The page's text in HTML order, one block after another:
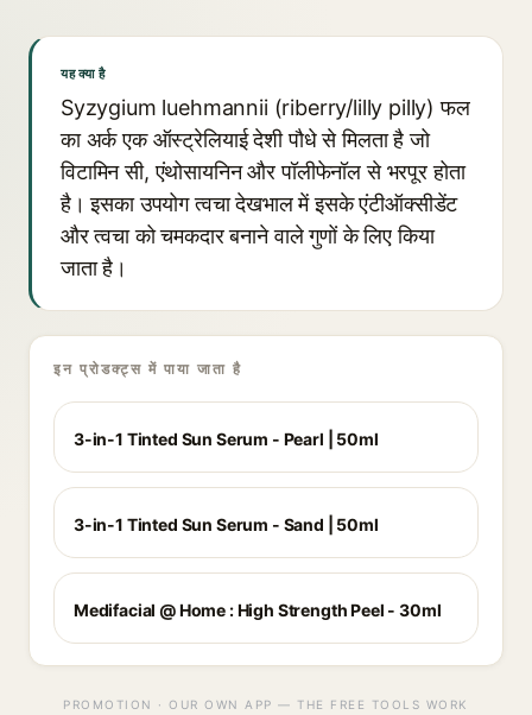
यह क्या है
Syzygium luehmannii (riberry/lilly pilly) फल
का अर्क एक ऑस्ट्रेलियाई देशी पौधे से मिलता है जो
विटामिन सी, एंथोसायनिन और पॉलीफेनॉल से भरपूर होता
है। इसका उपयोग त्वचा देखभाल में इसके एंटीऑक्सीडेंट
और त्वचा को चमकदार बनाने वाले गुणों के लिए किया
जाता है।
इन प्रोडक्ट्स में पाया जाता है
3-in-1 Tinted Sun Serum - Pearl | 50ml
3-in-1 Tinted Sun Serum - Sand | 50ml
Medifacial @ Home : High Strength Peel - 30ml
PROMOTION · OUR OWN APP — THE FREE TOOLS WORK